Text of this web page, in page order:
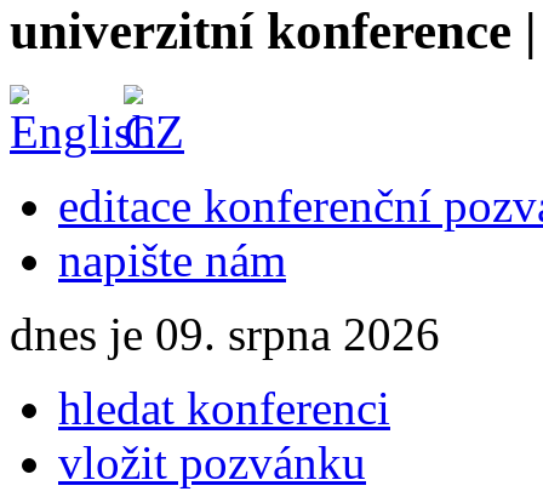
univerzitní konference
editace konferenční
napište nám
dnes je 09. srpna 2026
hledat konferenci
vložit pozvánku